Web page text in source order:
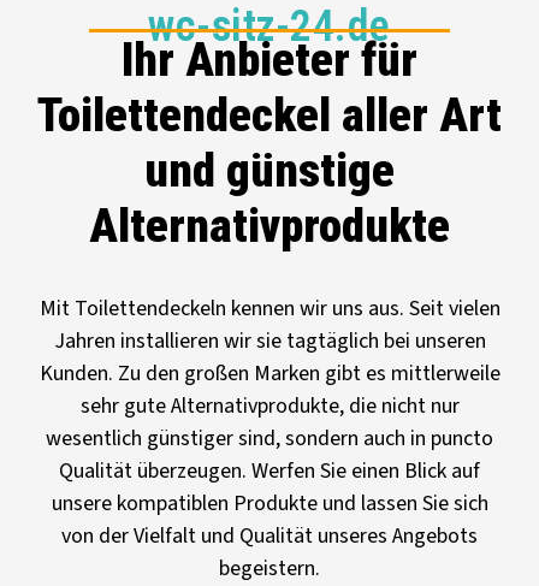
wc-sitz-24.de
Ihr Anbieter für
Toilettendeckel aller Art
und günstige
Alternativprodukte
Mit Toilettendeckeln kennen wir uns aus. Seit vielen
Jahren installieren wir sie tagtäglich bei unseren
Kunden. Zu den großen Marken gibt es mittlerweile
sehr gute Alternativprodukte, die nicht nur
wesentlich günstiger sind, sondern auch in puncto
Qualität überzeugen. Werfen Sie einen Blick auf
unsere kompatiblen Produkte und lassen Sie sich
von der Vielfalt und Qualität unseres Angebots
begeistern.